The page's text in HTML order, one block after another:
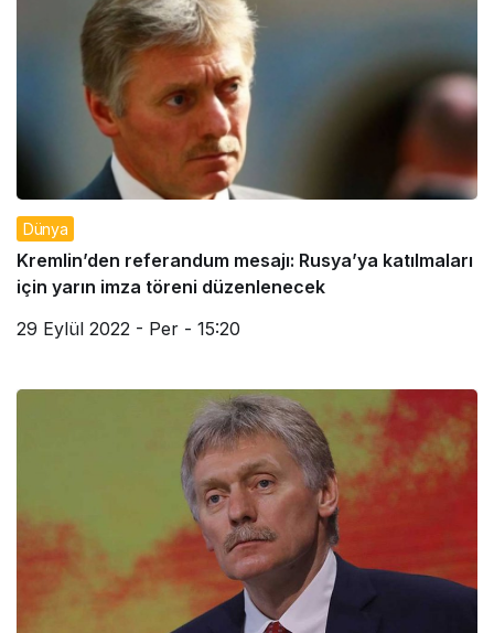
Dünya
Kremlin’den referandum mesajı: Rusya’ya katılmaları
için yarın imza töreni düzenlenecek
29 Eylül 2022 - Per - 15:20